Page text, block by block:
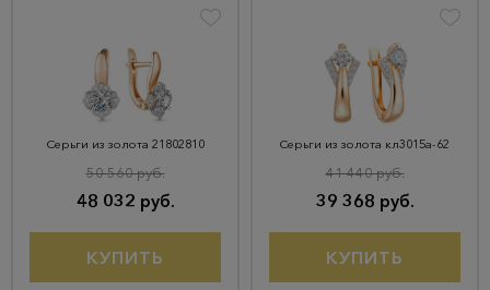
Серьги из золота 21802810
48 032 руб.
50 560 руб.
КУПИТЬ
Серьги из золота кл3015а-62
39 368 руб.
41 440 руб.
КУПИТЬ